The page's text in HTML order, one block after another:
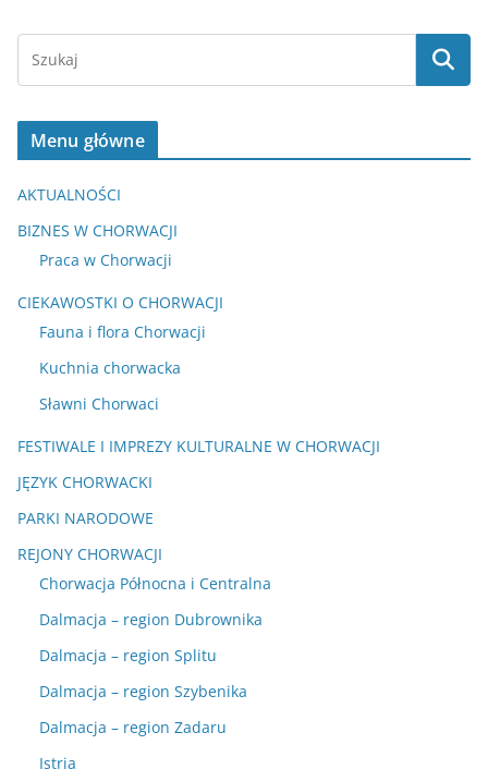
Menu główne
AKTUALNOŚCI
BIZNES W CHORWACJI
Praca w Chorwacji
CIEKAWOSTKI O CHORWACJI
Fauna i flora Chorwacji
Kuchnia chorwacka
Sławni Chorwaci
FESTIWALE I IMPREZY KULTURALNE W CHORWACJI
JĘZYK CHORWACKI
PARKI NARODOWE
REJONY CHORWACJI
Chorwacja Północna i Centralna
Dalmacja – region Dubrownika
Dalmacja – region Splitu
Dalmacja – region Szybenika
Dalmacja – region Zadaru
Istria